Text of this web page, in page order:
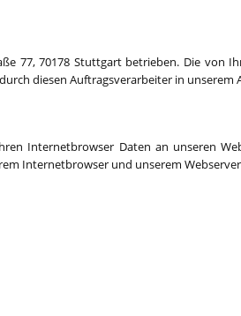
77, 70178 Stuttgart betrieben. Die von
diesen Auftragsverarbeiter in unserem
Internetbrowser Daten an unseren
Internetbrowser und unserem